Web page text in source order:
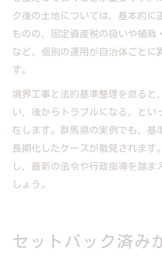
ク後の土地については、基本的に
ものの、固定資産税の扱いや植栽
など、個別の運用が自治体ごとに
す。
境界工事と法的基準整理を怠ると
い、後からトラブルになる、とい
在します。群馬県の実例でも、基
長期化したケースが散見されます
し、最新の法令や行政指導を踏ま
しょう。
セットバック済み